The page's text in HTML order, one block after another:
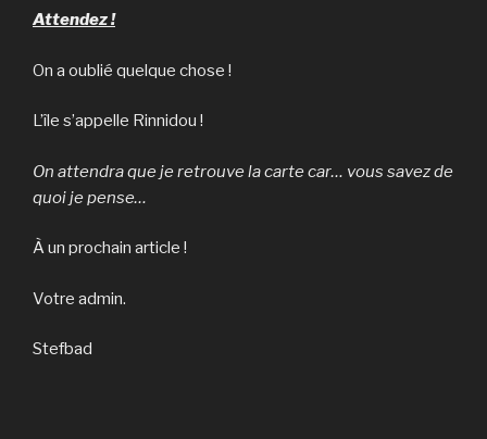
Attendez !
On a oublié quelque chose !
L’île s’appelle Rinnidou !
On attendra que je retrouve la carte car… vous savez de
quoi je pense…
À un prochain article !
Votre admin.
Stefbad